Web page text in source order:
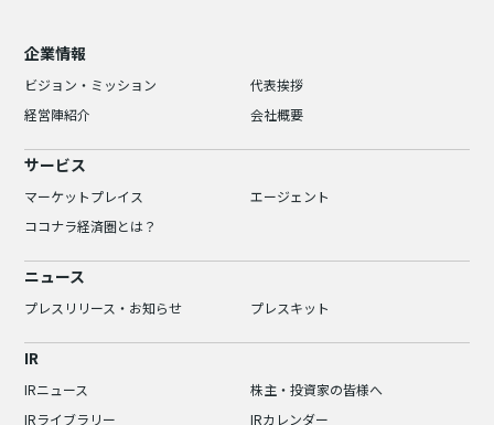
企業情報
ビジョン・ミッション
代表挨拶
経営陣紹介
会社概要
サービス
マーケットプレイス
エージェント
ココナラ経済圏とは？
ニュース
プレスリリース・お知らせ プレスキット
IR
IRニュース
株主・投資家の皆様へ
IRライブラリー
IRカレンダー